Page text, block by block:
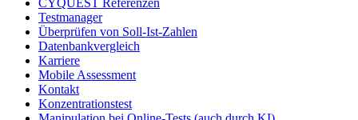
CYQUEST Referenzen
Testmanager
Überprüfen von Soll-Ist-Zahlen
Datenbankvergleich
Karriere
Mobile Assessment
Kontakt
Konzentrationstest